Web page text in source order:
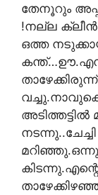
തേനൂറും
!നല്ല ക്ലീന്‍
ഒത്ത
കിടന്നു.എന്റെ